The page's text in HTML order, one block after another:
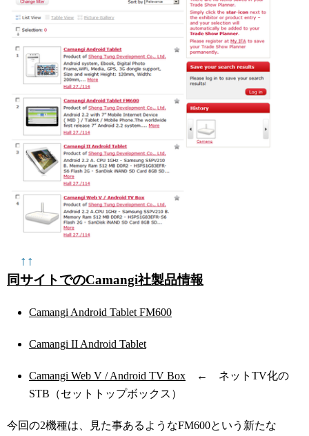
↑↑
同サイトでのCamangi社製品情報
Camangi Android Tablet FM600
Camangi II Android Tablet
Camangi Web V / Android TV Box ← ネットTV化の
STB（セットトップボックス）
今回の2機種は、見た事あるようなFM600という新たな